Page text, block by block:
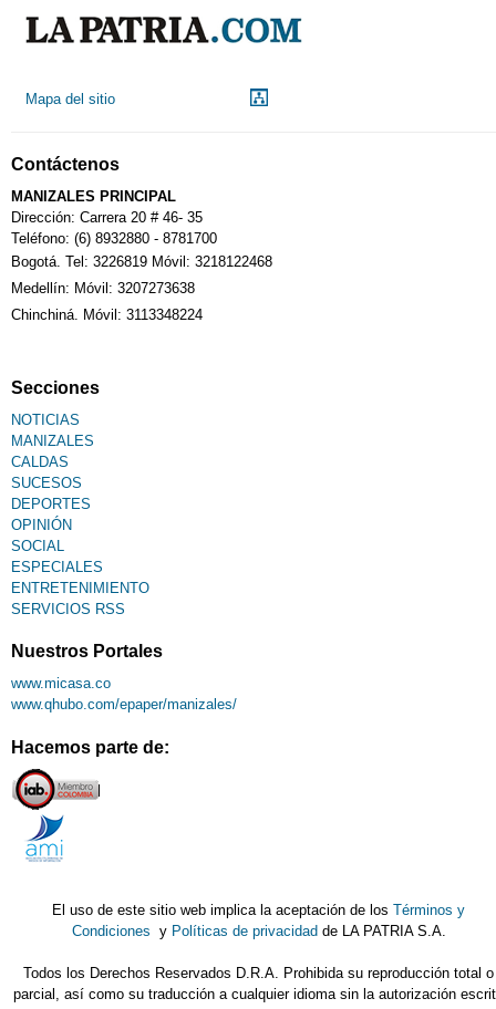
Calendario Tributario
Sudoku
Fallecimiento
Mapa del sitio
Contáctenos
MANIZALES PRINCIPAL
Dirección: Carrera 20 # 46- 35
Teléfono: (6) 8932880 - 8781700
Bogotá. Tel: 3226819 Móvil: 3218122468
Medellín: Móvil: 3207273638
Chinchiná. Móvil: 3113348224
Secciones
NOTICIAS
MANIZALES
CALDAS
SUCESOS
DEPORTES
OPINIÓN
SOCIAL
ESPECIALES
ENTRETENIMIENTO
SERVICIOS RSS
Nuestros Portales
www.micasa.co
www.qhubo.com/epaper/manizales/
Hacemos parte de:
El uso de este sitio web implica la aceptación de losTérminos y
Condiciones y Políticas de privacidad de LA PATRIA S.A.
Todos los Derechos Reservados D.R.A. Prohibida su reproducción total o
parcial, así como su traducción a cualquier idioma sin la autorización